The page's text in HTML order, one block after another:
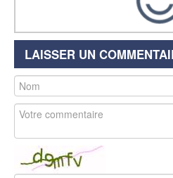
LAISSER UN